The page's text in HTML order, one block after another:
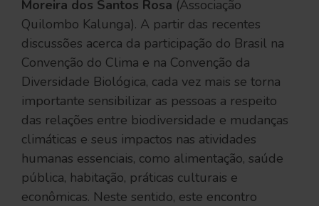
Moreira dos Santos Rosa (Associação
Quilombo Kalunga). A partir das recentes
discussões acerca da participação do Brasil na
Convenção do Clima e na Convenção da
Diversidade Biológica, cada vez mais se torna
importante sensibilizar as pessoas a respeito
das relações entre biodiversidade e mudanças
climáticas e seus impactos nas atividades
humanas essenciais, como alimentação, saúde
pública, habitação, práticas culturais e
econômicas. Neste sentido, este encontro